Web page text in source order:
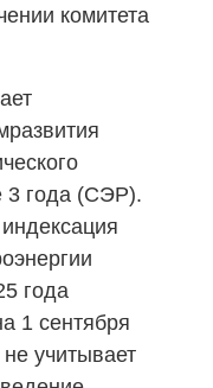
комитета
3 года (СЭР).
года
1 сентября
учитывает